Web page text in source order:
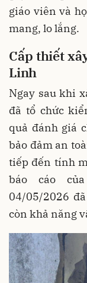
giáo viên và
mang, lo lắng.
Cấp thiết
Linh
Ngay sau khi
đã tổ chức
quả đánh giá
bảo đảm an
tiếp đến tính
báo cáo
04/05/2026
còn khả năng